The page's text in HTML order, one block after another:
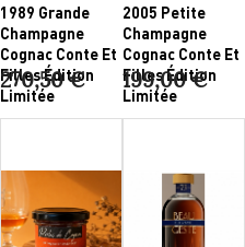
1989 Grande
Champagne
Cognac Conte Et
Filles Édition
Limitée
270,50 €
2005 Petite
Champagne
Cognac Conte Et
Filles Édition
Limitée
199,00 €